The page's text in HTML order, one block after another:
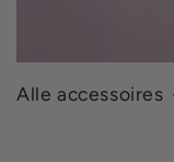
Alle accessoires